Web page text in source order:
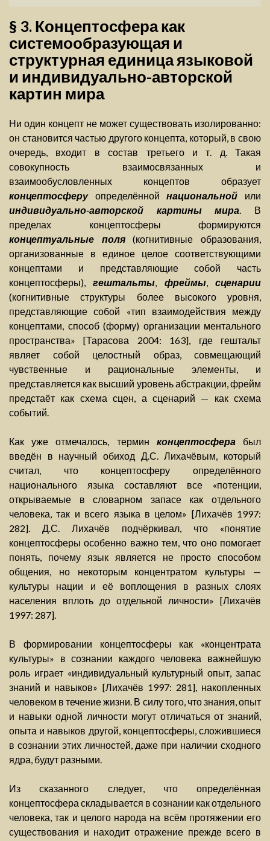
§ 3. Концептосфера как
системообразующая и
структурная единица языковой
и индивидуально-авторской
картин мира
Ни один концепт не может существовать изолированно:
он становится частью другого концепта, который, в свою
очередь, входит в состав третьего и т. д. Такая
совокупность взаимосвязанных и
взаимообусловленных концептов образует
концептосферуопределённойнациональной или
индивидуально-авторской картины мира. В
пределах концептосферы формируются
концептуальные поля(когнитивные образования,
организованные в единое целое соответствующими
концептами и представляющие собой часть
концептосферы),гештальты, фреймы,сценарии
(когнитивные структуры более высокого уровня,
представляющие собой «тип взаимодействия между
концептами, способ (форму) организации ментального
пространства» [Тарасова 2004: 163], где гештальт
являет собой целостный образ, совмещающий
чувственные и рациональные элементы, и
представляется как высший уровень абстракции, фрейм
предстаёт как схема сцен, а сценарий — как схема
событий.
Как уже отмечалось, термин концептосферабыл
введён в научный обиход Д.С. Лихачёвым, который
считал, что концептосферу определённого
национального языка составляют все «потенции,
открываемые в словарном запасе как отдельного
человека, так и всего языка в целом» [Лихачёв 1997:
282]. Д.С. Лихачёв подчёркивал, что «понятие
концептосферы особенно важно тем, что оно помогает
понять, почему язык является не просто способом
общения, но некоторым концентратом культуры —
культуры нации и её воплощения в разных слоях
населения вплоть до отдельной личности» [Лихачёв
1997: 287].
В формировании концептосферы как «концентрата
культуры» в сознании каждого человека важнейшую
роль играет «индивидуальный культурный опыт, запас
знаний и навыков» [Лихачёв 1997: 281], накопленных
человеком в течение жизни. В силу того, что знания, опыт
и навыки одной личности могут отличаться от знаний,
опыта и навыков другой, концептосферы, сложившиеся
в сознании этих личностей, даже при наличии сходного
ядра, будут разными.
Из сказанного следует, что определённая
концептосфера складывается в сознании как отдельного
человека, так и целого народа на всём протяжении его
существования и находит отражение прежде всего в